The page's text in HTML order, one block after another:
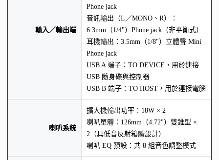
輸入／輸出端
Phone jack
音訊輸出（L／MONO、R）：
6.3mm（1/4"）Phone jack（非平衡式）
耳機輸出：3.5mm（1/8"）立體聲 Mini
Phone jack
USB A 端子：TO DEVICE，用於連接
USB 隨身碟與控制器
USB B 端子：TO HOST，用於連接電腦
喇叭系統
擴大機輸出功率：18W × 2
喇叭單體：126mm（4.72"）雙錐型 ×
2（具低音反射箱體設計）
喇叭 EQ 預設：共 8 組音色調整模式